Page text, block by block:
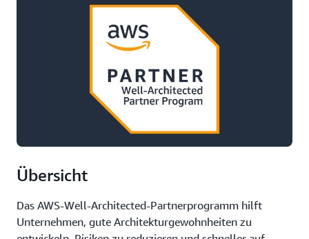
Übersicht
Das AWS-Well-Architected-Partnerprogramm hilft
Unternehmen, gute Architekturgewohnheiten zu